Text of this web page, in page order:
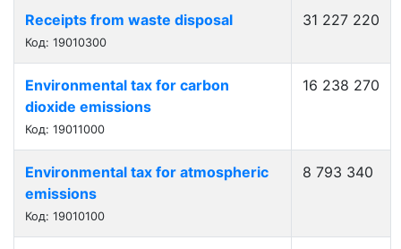
Receipts from waste disposal
Код: 19010300
31 227 220
Environmental tax for carbon
dioxide emissions
Код: 19011000
16 238 270
Environmental tax for atmospheric
emissions
Код: 19010100
8 793 340